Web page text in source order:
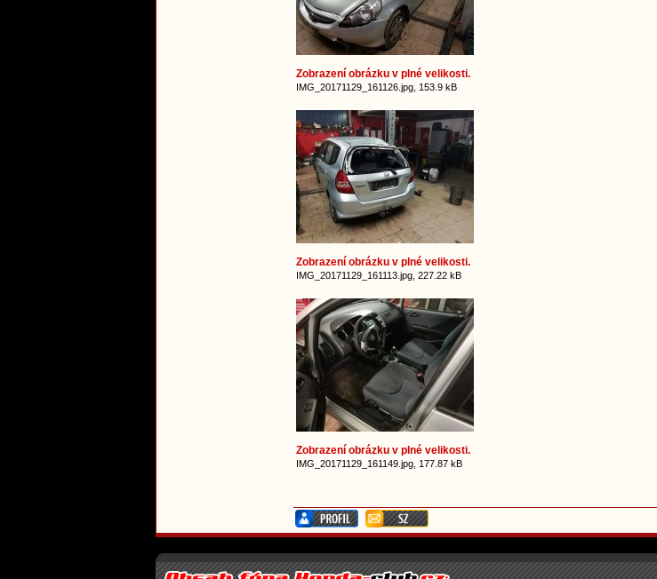
Zobrazení obrázku v plné velikosti.
IMG_20171129_161126.jpg, 153.9 kB
Zobrazení obrázku v plné velikosti.
IMG_20171129_161113.jpg, 227.22 kB
Zobrazení obrázku v plné velikosti.
IMG_20171129_161149.jpg, 177.87 kB